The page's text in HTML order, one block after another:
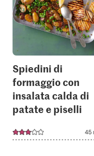
it
Spiedini di
formaggio con
insalata calda di
patate e piselli
45